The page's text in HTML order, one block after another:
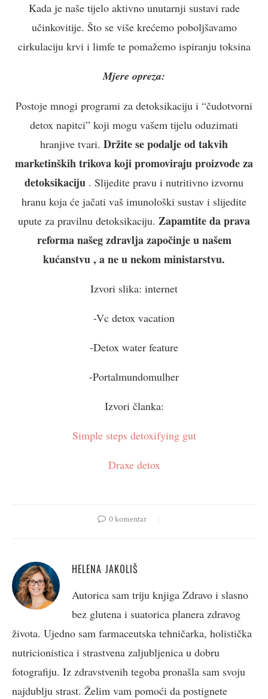
Kada je naše tijelo aktivno unutarnji sustavi rade
učinkovitije. Što se više krećemo poboljšavamo
cirkulaciju krvi i limfe te pomažemo ispiranju toksina
Mjere opreza:
Postoje mnogi programi za detoksikaciju i “čudotvorni
detox napitci” koji mogu vašem tijelu oduzimati
hranjive tvari. Držite se podalje od takvih
marketinških trikova koji promoviraju proizvode za
detoksikaciju . Slijedite pravu i nutritivno izvornu
hranu koja će jačati vaš imunološki sustav i slijedite
upute za pravilnu detoksikaciju. Zapamtite da prava
reforma našeg zdravlja započinje u našem
kućanstvu , a ne u nekom ministarstvu.
Izvori slika: internet
-Vc detox vacation
-Detox water feature
-Portalmundomulher
Izvori članka:
Simple steps detoxifying gut
Draxe detox
0 komentar
HELENA JAKOLIŠ
Autorica sam triju knjiga Zdravo i slasno
bez glutena i suatorica planera zdravog
života. Ujedno sam farmaceutska tehničarka, holistička
nutricionistica i strastvena zaljubljenica u dobru
fotografiju. Iz zdravstvenih tegoba pronašla sam svoju
najdublju strast. Želim vam pomoći da postignete